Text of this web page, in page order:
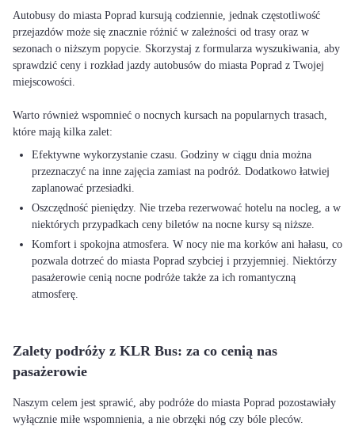
Autobusy do miasta Poprad kursują codziennie, jednak częstotliwość
przejazdów może się znacznie różnić w zależności od trasy oraz w
sezonach o niższym popycie. Skorzystaj z formularza wyszukiwania, aby
sprawdzić ceny i rozkład jazdy autobusów do miasta Poprad z Twojej
miejscowości.
Warto również wspomnieć o nocnych kursach na popularnych trasach,
Efektywne wykorzystanie czasu. Godziny w ciągu dnia można
przeznaczyć na inne zajęcia zamiast na podróż. Dodatkowo łatwiej
zaplanować przesiadki.
Oszczędność pieniędzy. Nie trzeba rezerwować hotelu na nocleg, a w
niektórych przypadkach ceny biletów na nocne kursy są niższe.
Komfort i spokojna atmosfera. W nocy nie ma korków ani hałasu, co
pozwala dotrzeć do miasta Poprad szybciej i przyjemniej. Niektórzy
pasażerowie cenią nocne podróże także za ich romantyczną
atmosferę.
Zalety podróży z KLR Bus: za co cenią nas
pasażerowie
Naszym celem jest sprawić, aby podróże do miasta Poprad pozostawiały
wyłącznie miłe wspomnienia, a nie obrzęki nóg czy bóle pleców.